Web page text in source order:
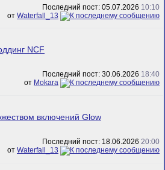
Последний пост: 05.07.2026 10:10
от Waterfall_13
NCF
Последний пост: 30.06.2026 18:40
от Mokara
включений Glow
Последний пост: 18.06.2026 20:00
от Waterfall_13